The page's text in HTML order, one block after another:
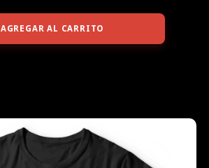
AGREGAR AL CARRITO